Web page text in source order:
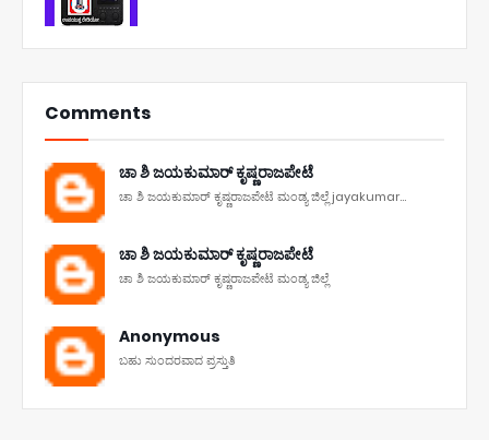
Comments
ಚಾ ಶಿ ಜಯಕುಮಾರ್ ಕೃಷ್ಣರಾಜಪೇಟೆ
ಚಾ ಶಿ ಜಯಕುಮಾರ್ ಕೃಷ್ಣರಾಜಪೇಟೆ ಮಂಡ್ಯ ಜಿಲ್ಲೆ jayakumar...
ಚಾ ಶಿ ಜಯಕುಮಾರ್ ಕೃಷ್ಣರಾಜಪೇಟೆ
ಚಾ ಶಿ ಜಯಕುಮಾರ್ ಕೃಷ್ಣರಾಜಪೇಟೆ ಮಂಡ್ಯ ಜಿಲ್ಲೆ
Anonymous
ಬಹು ಸುಂದರವಾದ ಪ್ರಸ್ತುತಿ